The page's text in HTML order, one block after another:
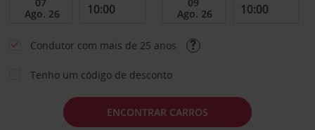
Condutor com mais de 25 anos
Tenho um código de desconto
ENCONTRAR CARROS